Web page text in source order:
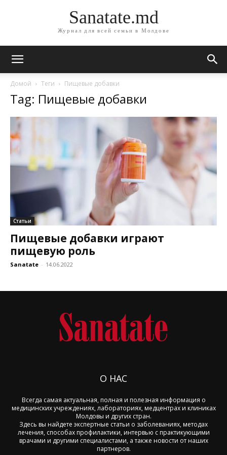
Sanatate.md
Журнал для всей семьи в Молдове
Домой Теги Пищевые добавки
Tag: Пищевые добавки
Статьи
Пищевые добавки играют
пищевую роль
Sanatate - 14.06.2022
О НАС
Всегда самая актуальная, полная и полезная информация о
медицинских учреждениях, лабораториях, медцентрах и клиниках
Молдовы и других стран.
Здесь вы найдете экспертные статьи о заболеваниях, методах
лечения, способах профилактики, интервью с практикующими
врачами и другими специалистами, а также новости от наших
партнеров.